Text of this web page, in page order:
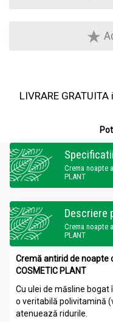
LIVRARE
Specificatii
Crema noapte
PLANT
Descriere
Crema noapte
PLANT
Cremă antirid de noapte
COSMETIC PLANT
Cu ulei de măsline bogat
o veritabilă polivitamină
atenuează ridurile.